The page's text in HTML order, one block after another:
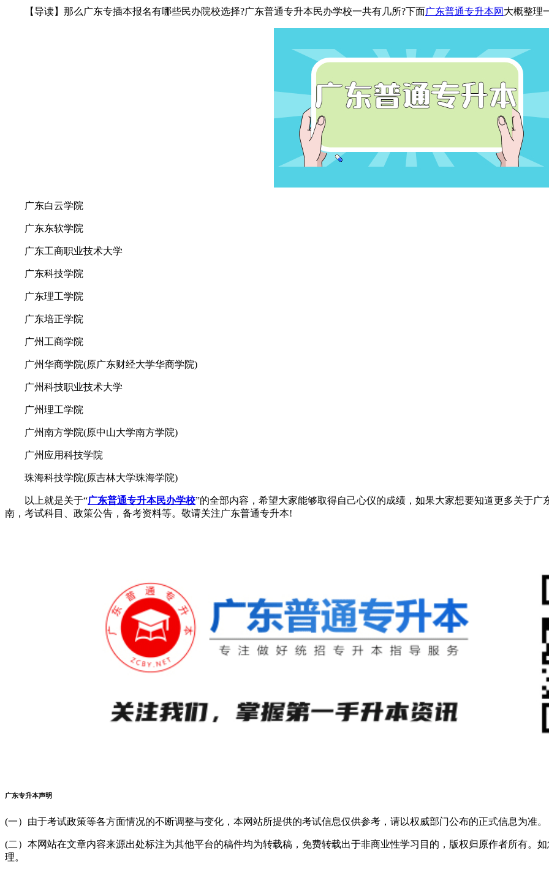
【导读】那么广东专插本报名有哪些民办院校选择?广东普通专升本民办学校一共有几所?下面广东普通专升本网 大概整理
广东白云学院
广东东软学院
广东工商职业技术大学
广东科技学院
广东理工学院
广东培正学院
广州工商学院
广州华商学院(原广东财经大学华商学院)
广州科技职业技术大学
广州理工学院
广州南方学院(原中山大学南方学院)
广州应用科技学院
珠海科技学院(原吉林大学珠海学院)
以上就是关于“广东普通专升本民办学校”的全部内容，希望大家能够取得自己心仪的成绩，如果大家想要知道更多关于广
南，考试科目、政策公告，备考资料等。敬请关注广东普通专升本!
广东专升本声明
(一）由于考试政策等各方面情况的不断调整与变化，本网站所提供的考试信息仅供参考，请以权威部门公布的正式信息为准。
(二）本网站在文章内容来源出处标注为其他平台的稿件均为转载稿，免费转载出于非商业性学习目的，版权归原作者所有。
理。